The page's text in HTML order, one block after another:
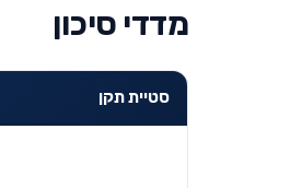
מדדי סיכון
סטיית תקן